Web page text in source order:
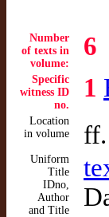
Number
of texts in
volume:
6
Specific
witness ID
no.
1
Location
in volume
Uniform
Title
IDno,
Author
and Title